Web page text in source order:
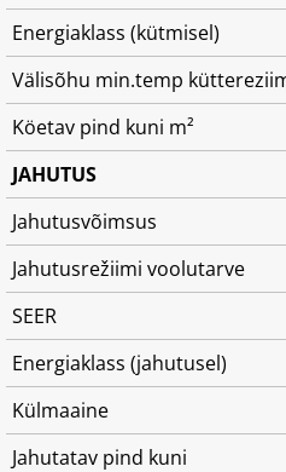
Energiaklass (kütmisel)
Välisõhu min.temp
Köetav pind kuni m²
JAHUTUS
Jahutusvõimsus
Jahutusrežiimi voolutarve
SEER
Energiaklass (jahutusel)
Külmaaine
Jahutatav pind kuni